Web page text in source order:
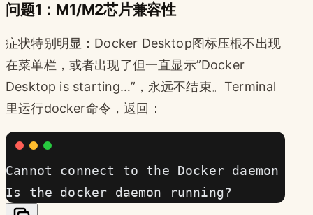
问题1：M1/M2芯片兼容性
症状特别明显：Docker Desktop图标压根不出现
在菜单栏，或者出现了但一直显示”Docker
Desktop is starting…”，永远不结束。Terminal
里运行docker命令，返回：
Cannot connect to the Docker daemon
Is the docker daemon running?